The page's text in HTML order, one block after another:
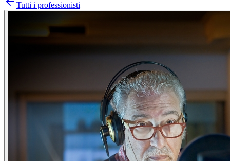
Tutti i professionisti